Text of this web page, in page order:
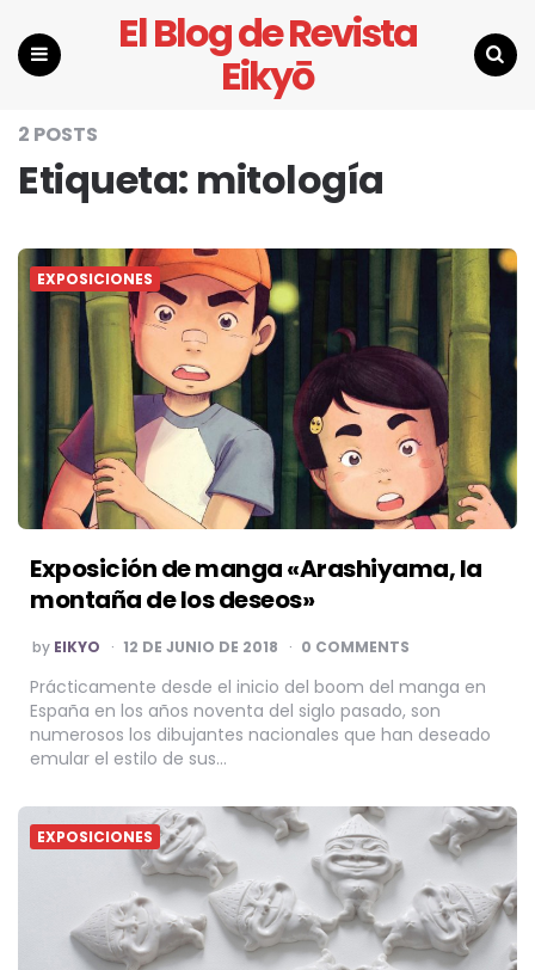
El Blog de Revista
Eikyō
2 POSTS
Etiqueta: mitología
EXPOSICIONES
Exposición de manga «Arashiyama, la
montaña de los deseos»
POSTED
BY
by EIKYO 12 DE JUNIO DE 2018 0 COMMENTS
Prácticamente desde el inicio del boom del manga en
España en los años noventa del siglo pasado, son
numerosos los dibujantes nacionales que han deseado
emular el estilo de sus…
EXPOSICIONES